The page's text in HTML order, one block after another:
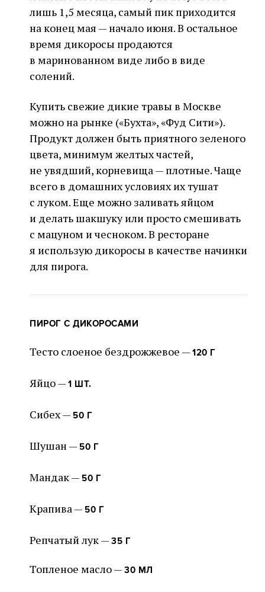
лишь 1,5 месяца, самый пик приходится
на конец мая — начало июня. В остальное
время дикоросы продаются
в маринованном виде либо в виде
солений.
Купить свежие дикие травы в Москве
можно на рынке («Бухта», «Фуд Сити»).
Продукт должен быть приятного зеленого
цвета, минимум желтых частей,
не увядший, корневища — плотные. Чаще
всего в домашних условиях их тушат
с луком. Еще можно заливать яйцом
и делать шакшуку или просто смешивать
с мацуном и чесноком. В ресторане
я использую дикоросы в качестве начинки
для пирога.
ПИРОГ С ДИКОРОСАМИ
Тесто слоеное бездрожжевое — 120 Г
Яйцо — 1 ШТ.
Сибех — 50 Г
Шушан — 50 Г
Мандак — 50 Г
Крапива — 50 Г
Репчатый лук — 35 Г
Топленое масло — 30 МЛ